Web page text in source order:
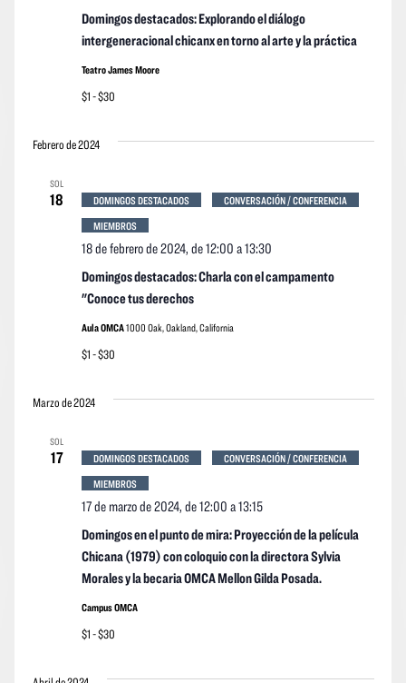
Domingos destacados: Explorando el diálogo
intergeneracional chicanx en torno al arte y la práctica
Teatro James Moore
$1 - $30
Febrero de 2024
SOL
18
Domingos destacados: Charla con el campamento
"Conoce tus derechos
18 de febrero de 2024, de 12:00 a13:30
DOMINGOS DESTACADOS
CONVERSACIÓN / CONFERENCIA
MIEMBROS
Aula OMCA1000 Oak, Oakland, California
$1 - $30
Marzo de 2024
SOL
17
Domingos en el punto de mira: Proyección de la película
Chicana (1979) con coloquio con la directora Sylvia
Morales y la becaria OMCA Mellon Gilda Posada.
17 de marzo de 2024, de 12:00 a13:15
DOMINGOS DESTACADOS
CONVERSACIÓN / CONFERENCIA
MIEMBROS
Campus OMCA
$1 - $30